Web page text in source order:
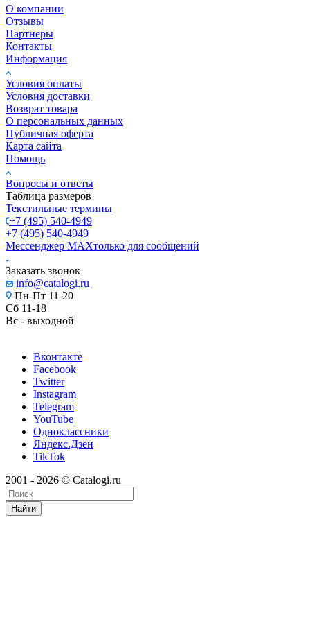
О компании
Отзывы
Партнеры
Контакты
Информация
Условия оплаты
Условия доставки
Возврат товара
О персональных данных
Публичная оферта
Карта сайта
Помощь
Вопросы и ответы
Таблица размеров
Текстильные термины
+7 (495) 540-4949
+7 (495) 540-4949
Мессенджер МАХтолько для сообщений
Заказать звонок
info@catalogi.ru
Пн-Пт 11-20
Сб 11-18
Вс - выходной
Вконтакте
Facebook
Twitter
Instagram
Telegram
YouTube
Одноклассники
Яндекс.Дзен
TikTok
2001 - 2026 © Catalogi.ru
Найти